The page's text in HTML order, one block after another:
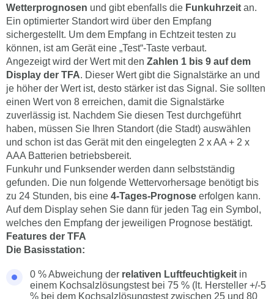
Wetterprognosen und gibt ebenfalls die Funkuhrzeit an.
Ein optimierter Standort wird über den Empfang
sichergestellt. Um dem Empfang in Echtzeit testen zu
können, ist am Gerät eine „Test“-Taste verbaut.
Angezeigt wird der Wert mit den Zahlen 1 bis 9 auf dem
Display der TFA. Dieser Wert gibt die Signalstärke an und
je höher der Wert ist, desto stärker ist das Signal. Sie sollten
einen Wert von 8 erreichen, damit die Signalstärke
zuverlässig ist. Nachdem Sie diesen Test durchgeführt
haben, müssen Sie Ihren Standort (die Stadt) auswählen
und schon ist das Gerät mit den eingelegten 2 x AA + 2 x
AAA Batterien betriebsbereit.
Funkuhr und Funksender werden dann selbstständig
gefunden. Die nun folgende Wettervorhersage benötigt bis
zu 24 Stunden, bis eine 4-Tages-Prognose erfolgen kann.
Auf dem Display sehen Sie dann für jeden Tag ein Symbol,
welches den Empfang der jeweiligen Prognose bestätigt.
Features der TFA
Die Basisstation:
0 % Abweichung der relativen Luftfeuchtigkeit in
einem Kochsalzlösungstest bei 75 % (lt. Hersteller +/-5
% bei dem Kochsalzlösungstest zwischen 25 und 80